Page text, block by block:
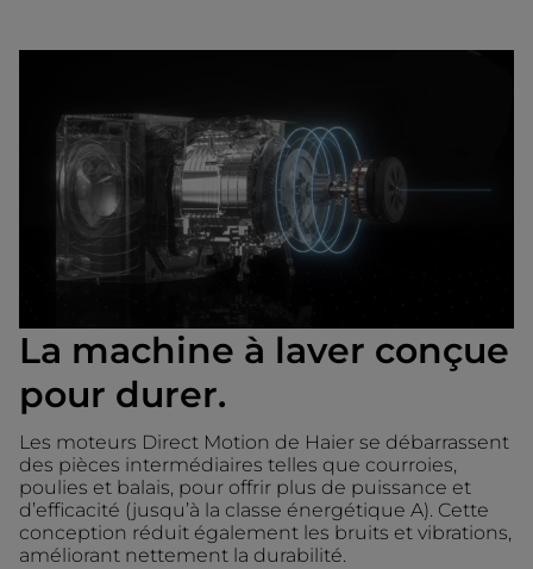
La machine à laver conçue
pour durer.
Les moteurs Direct Motion de Haier se débarrassent
des pièces intermédiaires telles que courroies,
poulies et balais, pour offrir plus de puissance et
d’efficacité (jusqu’à la classe énergétique A). Cette
conception réduit également les bruits et vibrations,
améliorant nettement la durabilité.